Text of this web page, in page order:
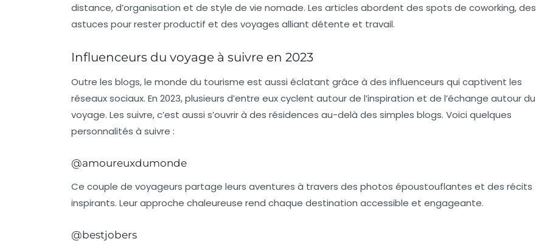
distance, d’organisation et de style de vie nomade. Les articles abordent des spots de coworking, des
astuces pour rester productif et des voyages alliant détente et travail.
Influenceurs du voyage à suivre en 2023
Outre les blogs, le monde du tourisme est aussi éclatant grâce à des influenceurs qui captivent les
réseaux sociaux. En 2023, plusieurs d’entre eux cyclent autour de l’inspiration et de l’échange autour du
voyage. Les suivre, c’est aussi s’ouvrir à des résidences au-delà des simples blogs. Voici quelques
personnalités à suivre :
@amoureuxdumonde
Ce couple de voyageurs partage leurs aventures à travers des photos époustouflantes et des récits
inspirants. Leur approche chaleureuse rend chaque destination accessible et engageante.
@bestjobers